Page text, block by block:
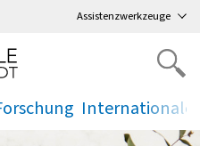
Assistenzwerkzeuge
.